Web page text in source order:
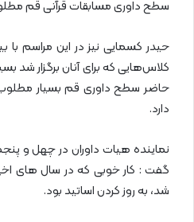
سطح داوری مسابقات قرآنی قم
حیدر کسمایی نیز در این مراسم با
کلاس‌هایی که برای آنان برگزار شد
حاضر سطح داوری قم بسیار
دارد.
نماینده هیات داوران در چهل و
گفت : کار خوبی که در سال های
شد، به روز کردن اساتید بود.